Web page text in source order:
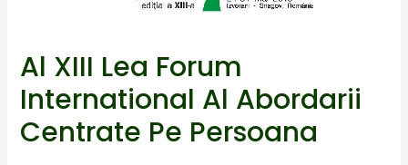
Al XIII Lea Forum
International Al Abordarii
Centrate Pe Persoana